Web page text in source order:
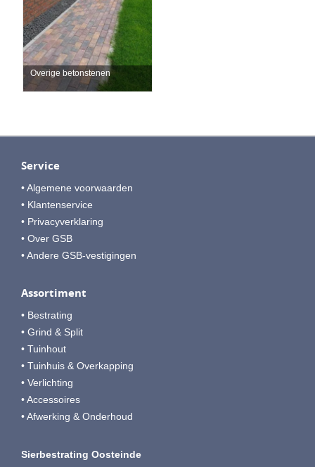
Overige betonstenen
Service
• Algemene voorwaarden
• Klantenservice
• Privacyverklaring
• Over GSB
• Andere GSB-vestigingen
Assortiment
• Bestrating
• Grind & Split
• Tuinhout
• Tuinhuis & Overkapping
• Verlichting
• Accessoires
• Afwerking & Onderhoud
Sierbestrating Oosteinde